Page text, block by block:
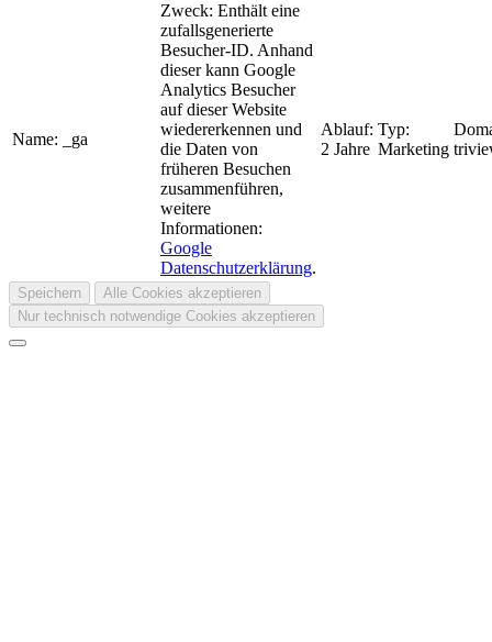
Name: _ga
Zweck: Enthält eine
zufallsgenerierte
Besucher-ID. Anhand
dieser kann Google
Analytics Besucher
auf dieser Website
wiedererkennen und
die Daten von
früheren Besuchen
zusammenführen,
weitere
Informationen:
Google
Datenschutzerklärung.
Ablauf:
2 Jahre
Typ:
Marketing
Speichern
Alle Cookies akzeptieren
Nur technisch notwendige Cookies akzeptieren